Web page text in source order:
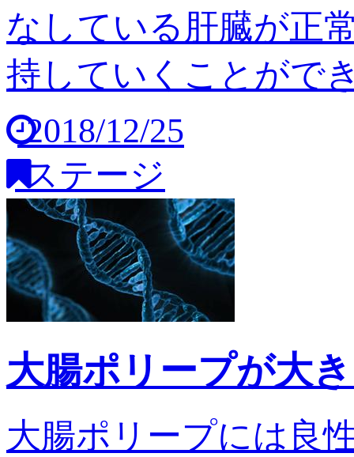
なしている肝臓が正
持していくことがで
2018/12/25
ステージ
大腸ポリープが大
大腸ポリープには良